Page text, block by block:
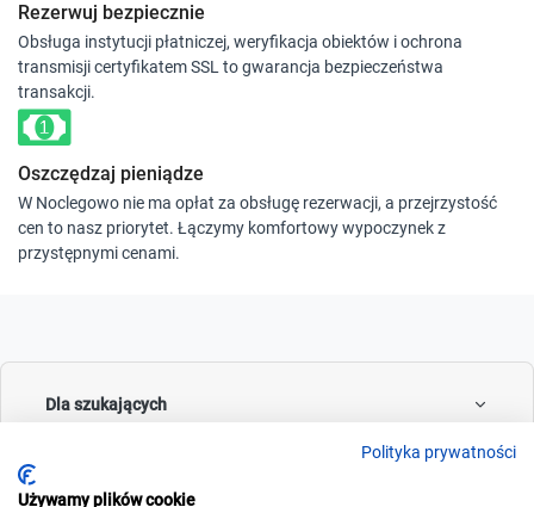
Rezerwuj bezpiecznie
Obsługa instytucji płatniczej, weryfikacja obiektów i ochrona
transmisji certyfikatem SSL to gwarancja bezpieczeństwa
transakcji.
Oszczędzaj pieniądze
W Noclegowo nie ma opłat za obsługę rezerwacji, a przejrzystość
cen to nasz priorytet. Łączymy komfortowy wypoczynek z
przystępnymi cenami.
Dla szukających
Polityka prywatności
Używamy plików cookie